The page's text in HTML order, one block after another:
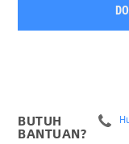
BUTUH
BANTUAN?